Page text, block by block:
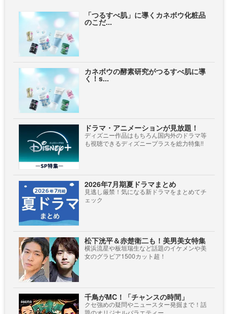
「つるすべ肌」に導くカネボウ化粧品
のこだ...
カネボウの酵素研究がつるすべ肌に導
く！s...
ドラマ・アニメーションが見放題！
ディズニー作品はもちろん国内外のドラマ等
も視聴できるディズニープラスを総力特集!!
2026年7月期夏ドラマまとめ
見逃し厳禁！気になる新ドラマをまとめてチ
ェック
松下洸平＆赤楚衛二も！美男美女特集
横浜流星や板垣瑞生など話題のイケメンや美
女のグラビア1500カット超！
千鳥がMC！「チャンスの時間」
クセ強めの疑問やニュースター発掘まで！話